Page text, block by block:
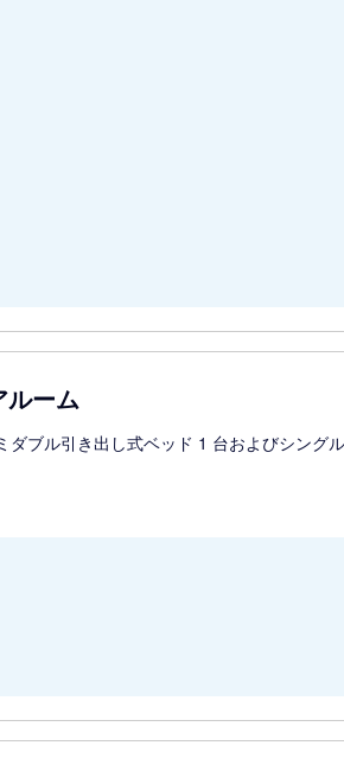
ルーム
ダブル引き出し式ベッド 1 台およびシング